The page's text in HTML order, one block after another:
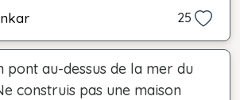
25
pont au-dessus de la mer du
construis pas une maison